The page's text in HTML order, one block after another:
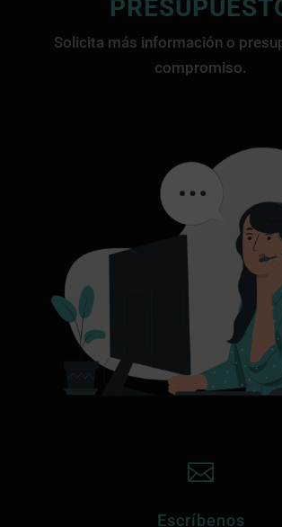
Solicita más información o
compromiso.

Escríbenos